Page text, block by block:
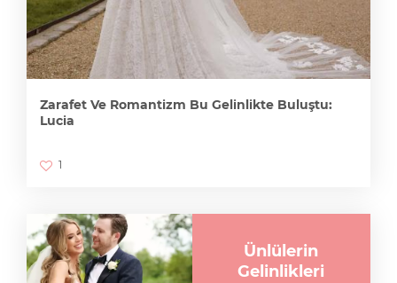
Zarafet Ve Romantizm Bu Gelinlikte Buluştu:
Lucia
1
Ünlülerin
Gelinlikleri